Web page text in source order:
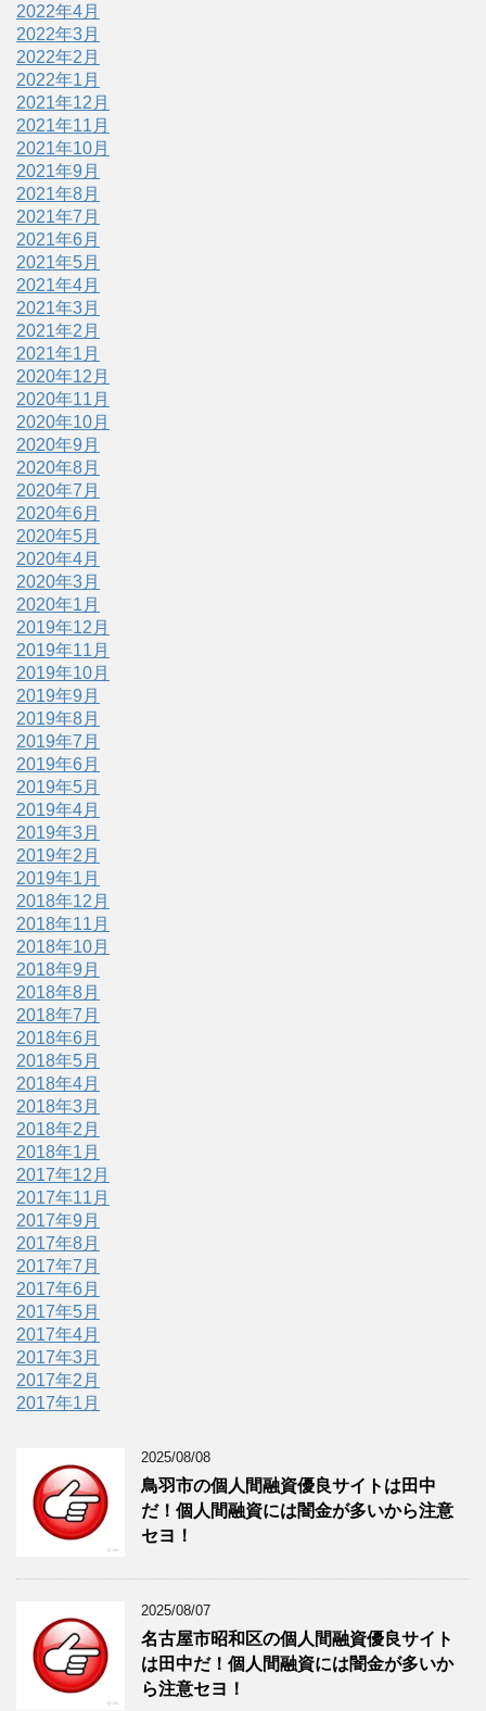
2022年4月
2022年3月
2022年2月
2022年1月
2021年12月
2021年11月
2021年10月
2021年9月
2021年8月
2021年7月
2021年6月
2021年5月
2021年4月
2021年3月
2021年2月
2021年1月
2020年12月
2020年11月
2020年10月
2020年9月
2020年8月
2020年7月
2020年6月
2020年5月
2020年4月
2020年3月
2020年1月
2019年12月
2019年11月
2019年10月
2019年9月
2019年8月
2019年7月
2019年6月
2019年5月
2019年4月
2019年3月
2019年2月
2019年1月
2018年12月
2018年11月
2018年10月
2018年9月
2018年8月
2018年7月
2018年6月
2018年5月
2018年4月
2018年3月
2018年2月
2018年1月
2017年12月
2017年11月
2017年9月
2017年8月
2017年7月
2017年6月
2017年5月
2017年4月
2017年3月
2017年2月
2017年1月
2025/08/08
鳥羽市の個人間融資優良サイトは田中
だ！個人間融資には闇金が多いから注意
セヨ！
2025/08/07
名古屋市昭和区の個人間融資優良サイト
は田中だ！個人間融資には闇金が多いか
ら注意セヨ！